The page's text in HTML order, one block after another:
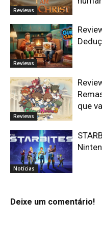
Reviews
Reviews
Reviews
que
Notícias
Deixe um comentário!